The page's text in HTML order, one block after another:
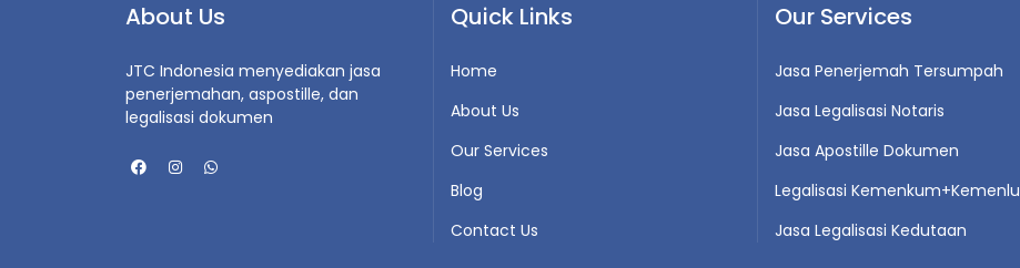
About Us
JTC Indonesia menyediakan jasa
penerjemahan, aspostille, dan
legalisasi dokumen
Quick Links
Home
About Us
Our Services
Blog
Contact Us
Our Services
Jasa Penerjemah Tersumpah
Jasa Legalisasi Notaris
Jasa Apostille Dokumen
Legalisasi Kemenkum+Kemenlu
Jasa Legalisasi Kedutaan